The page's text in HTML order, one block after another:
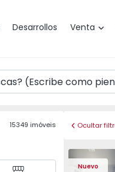
Desarrollos Venta
15349 imóveis Ocultar
Nuevo
Apartamento T1